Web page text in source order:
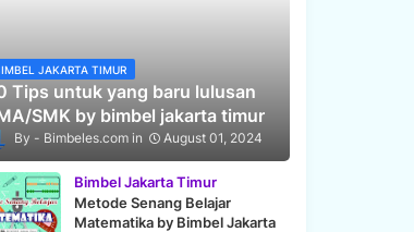
JAKARTA TIMUR
Tips untuk yang baru lulusan
SMK by bimbel jakarta timur
Bimbeles.com August 01, 2024
Bimbel Jakarta Timur
Metode Senang Belajar
Matematika by Bimbel Jakarta